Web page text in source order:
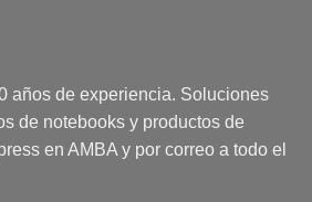
años de experiencia. Soluciones
de notebooks y productos de
en AMBA y por correo a todo el